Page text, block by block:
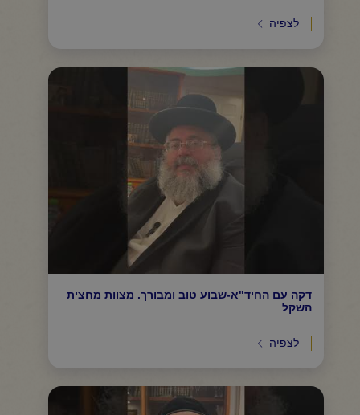
לצפיה
דקה עם החיד"א-שבוע טוב ומבורך. מצוות מחצית
השקל
לצפיה